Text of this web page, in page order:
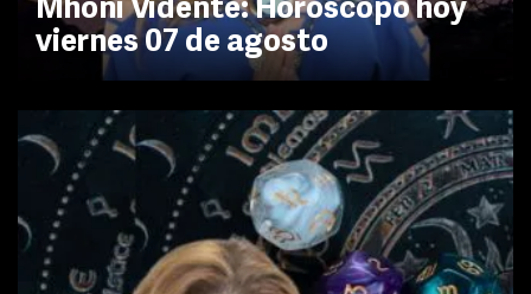
Mhoni Vidente: Horóscopo hoy
viernes 07 de agosto